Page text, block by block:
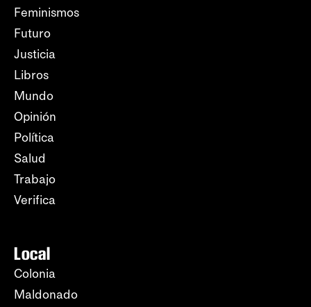
Feminismos
Futuro
Justicia
Libros
Mundo
Opinión
Política
Salud
Trabajo
Verifica
Local
Colonia
Maldonado